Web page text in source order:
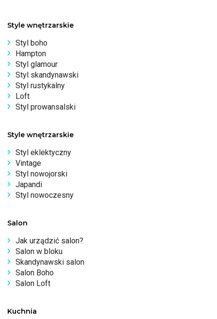
Style wnętrzarskie
Styl boho
Hampton
Styl glamour
Styl skandynawski
Styl rustykalny
Loft
Styl prowansalski
Style wnętrzarskie
Styl eklektyczny
Vintage
Styl nowojorski
Japandi
Styl nowoczesny
Salon
Jak urządzić salon?
Salon w bloku
Skandynawski salon
Salon Boho
Salon Loft
Kuchnia